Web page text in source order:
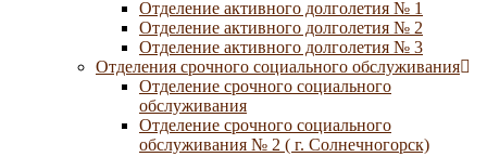
Отделение активного долголетия № 1
Отделение активного долголетия № 2
Отделение активного долголетия № 3
Отделения срочного социального обслуживания
Отделение срочного социального
обслуживания
Отделение срочного социального
обслуживания № 2 ( г. Солнечногорск)